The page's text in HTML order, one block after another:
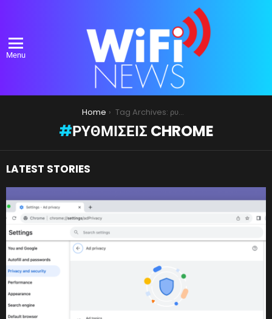
Menu
Home Tag Archives: ρυθμίσεις Chrome
ΡΥΘΜΊΣΕΙΣ CHROME
LATEST STORIES